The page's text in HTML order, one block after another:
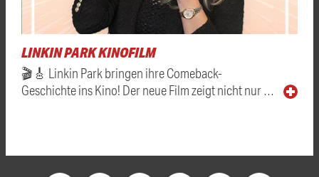
LINKIN PARK KINOFILM
🎬🎸 Linkin Park bringen ihre Comeback-
Geschichte ins Kino! Der neue Film zeigt nicht nur …